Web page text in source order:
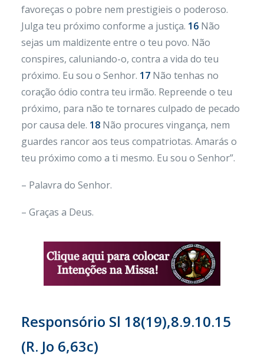
favoreças o pobre nem prestigieis o poderoso.
Julga teu próximo conforme a justiça. 16 Não
sejas um maldizente entre o teu povo. Não
conspires, caluniando-o, contra a vida do teu
próximo. Eu sou o Senhor. 17 Não tenhas no
coração ódio contra teu irmão. Repreende o teu
próximo, para não te tornares culpado de pecado
por causa dele. 18 Não procures vingança, nem
guardes rancor aos teus compatriotas. Amarás o
teu próximo como a ti mesmo. Eu sou o Senhor”.
– Palavra do Senhor.
– Graças a Deus.
Responsório Sl 18(19),8.9.10.15
(R. Jo 6,63c)